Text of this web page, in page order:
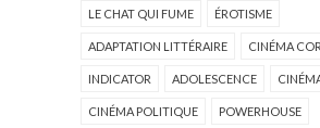
LE CHAT QUI FUME ÉROTISME
ADAPTATION LITTÉRAIRE CINÉMA
INDICATOR ADOLESCENCE
CINÉMA POLITIQUE POWERHOUSE